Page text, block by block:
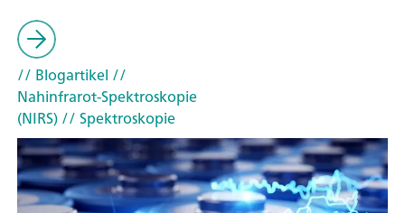
// Blogartikel //
Nahinfrarot-Spektroskopie
(NIRS)// Spektroskopie